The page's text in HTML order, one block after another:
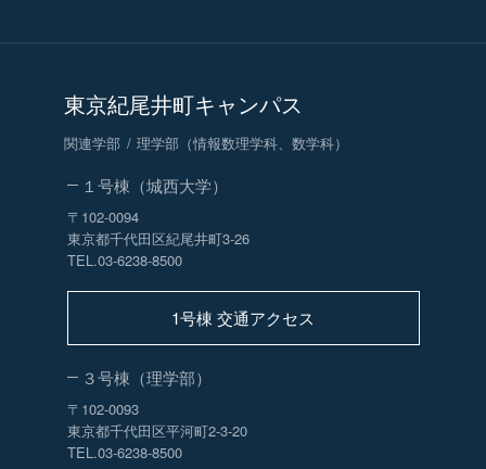
東京紀尾井町キャンパス
関連学部 理学部（情報数理学科、数学科）
１号棟（城西大学）
〒102-0094
東京都千代田区紀尾井町3-26
TEL.03-6238-8500
1号棟 交通アクセス
３号棟（理学部）
〒102-0093
東京都千代田区平河町2-3-20
TEL.03-6238-8500